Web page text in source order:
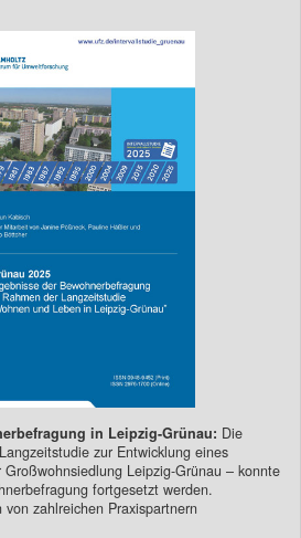
in Leipzig-Grünau: Die
zur Entwicklung eines
Leipzig-Grünau – konnte
fortgesetzt werden.
von zahlreichen Praxispartnern